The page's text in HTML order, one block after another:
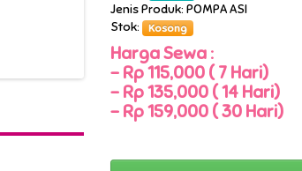
Jenis Produk: POMPA ASI
Stok:
Kosong
Harga Sewa :
- Rp 115,000 ( 7 Hari)
- Rp 135,000 ( 14 Hari)
- Rp 159,000 ( 30 Hari)